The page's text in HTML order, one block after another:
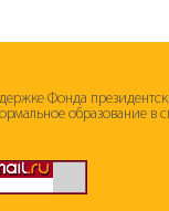
Фонда
образование в